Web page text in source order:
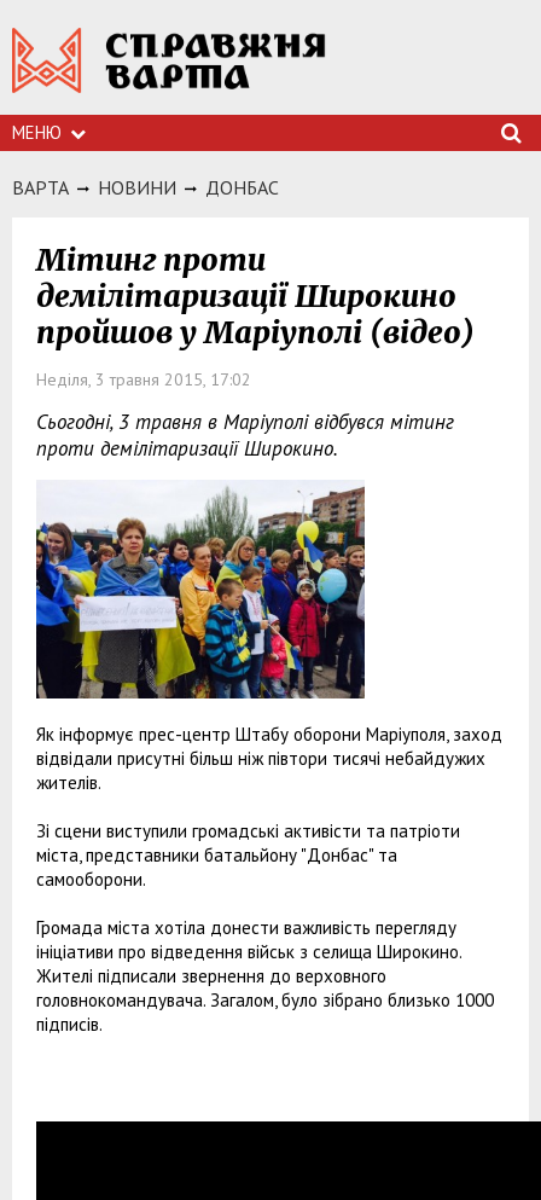
МЕНЮ
ВАРТА НОВИНИ ДОНБАС
Мітинг проти
демілітаризації Широкино
пройшов у Маріуполі (відео)
Неділя, 3 травня 2015, 17:02
Сьогодні, 3 травня в Маріуполі відбувся мітинг
проти демілітаризації Широкино.
Як інформує прес-центр Штабу оборони Маріуполя, заход
відвідали присутні більш ніж півтори тисячі небайдужих
жителів.
Зі сцени виступили громадські активісти та патріоти
міста, представники батальйону "Донбас" та
самооборони.
Громада міста хотіла донести важливість перегляду
ініціативи про відведення військ з селища Широкино.
Жителі підписали звернення до верховного
головнокомандувача. Загалом, було зібрано близько 1000
підписів.